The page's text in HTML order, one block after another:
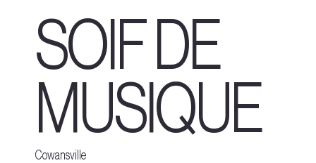
SOIF DE
MUSIQUE
Cowansville